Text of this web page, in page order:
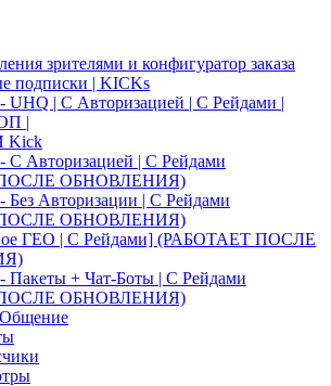
зрителями и конфигуратор заказа
подписки | KICKs
UHQ | С Авторизацией | С Рейдами |
|
Kick
С Авторизацией | С Рейдами
ОБНОВЛЕНИЯ)
Без Авторизации | С Рейдами
ОБНОВЛЕНИЯ)
ГЕО | C Рейдами] (РАБОТАЕТ ПОСЛЕ
Пакеты + Чат-Боты | С Рейдами
ОБНОВЛЕНИЯ)